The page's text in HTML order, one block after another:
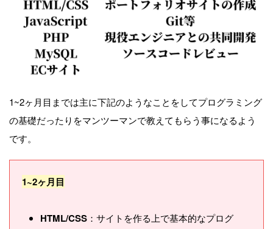
1~2ヶ月目までは主に下記のようなことをしてプログラミング
の基礎だったりをマンツーマンで教えてもらう事になるよう
です。
1~2ヶ月目
HTML/CSS ：サイトを作る上で基本的なプログ